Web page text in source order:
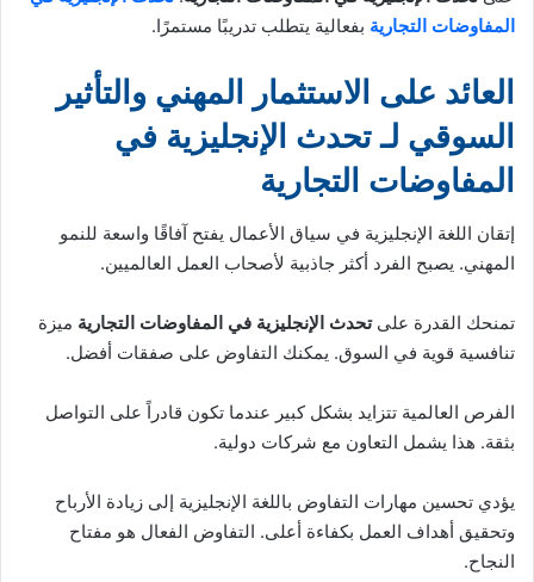
المفاوضات التجارية بفعالية يتطلب تدريبًا مستمرًا.
العائد على الاستثمار المهني والتأثير
السوقي لـ تحدث الإنجليزية في
المفاوضات التجارية
إتقان اللغة الإنجليزية في سياق الأعمال يفتح آفاقًا واسعة للنمو
المهني. يصبح الفرد أكثر جاذبية لأصحاب العمل العالميين.
تمنحك القدرة علىتحدث الإنجليزية في المفاوضات التجارية ميزة
تنافسية قوية في السوق. يمكنك التفاوض على صفقات أفضل.
الفرص العالمية تتزايد بشكل كبير عندما تكون قادراً على التواصل
بثقة. هذا يشمل التعاون مع شركات دولية.
يؤدي تحسين مهارات التفاوض باللغة الإنجليزية إلى زيادة الأرباح
وتحقيق أهداف العمل بكفاءة أعلى. التفاوض الفعال هو مفتاح
النجاح.